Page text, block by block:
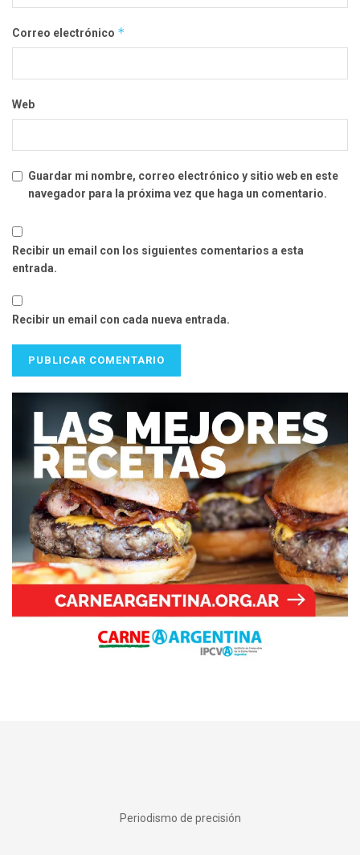
Correo electrónico *
Web
Guardar mi nombre, correo electrónico y sitio web en este
navegador para la próxima vez que haga un comentario.
Recibir un email con los siguientes comentarios a esta
entrada.
Recibir un email con cada nueva entrada.
Periodismo de precisión